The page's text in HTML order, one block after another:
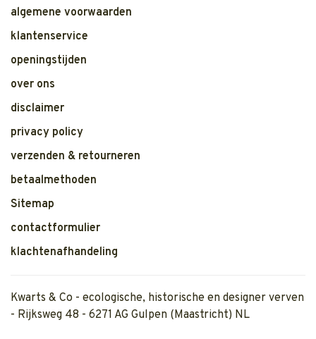
algemene voorwaarden
klantenservice
openingstijden
over ons
disclaimer
privacy policy
verzenden & retourneren
betaalmethoden
Sitemap
contactformulier
klachtenafhandeling
Kwarts & Co - ecologische, historische en designer verven
- Rijksweg 48 - 6271 AG Gulpen (Maastricht) NL